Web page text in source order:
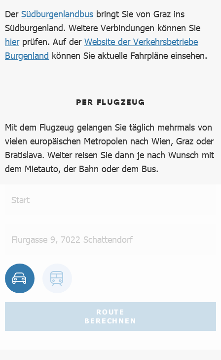
Der Südburgenlandbus bringt Sie von Graz ins
Südburgenland. Weitere Verbindungen können Sie
hierprüfen. Auf der Website der Verkehrsbetriebe
Burgenland können Sie aktuelle Fahrpläne einsehen.
PER FLUGZEUG
Mit dem Flugzeug gelangen Sie täglich mehrmals von
vielen europäischen Metropolen nach Wien, Graz oder
Bratislava. Weiter reisen Sie dann je nach Wunsch mit
dem Mietauto, der Bahn oder dem Bus.
ROUTE
BERECHNEN